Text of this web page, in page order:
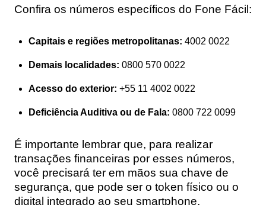
Confira os números específicos do Fone Fácil:
Capitais e regiões metropolitanas: 4002 0022
Demais localidades: 0800 570 0022
Acesso do exterior: +55 11 4002 0022
Deficiência Auditiva ou de Fala: 0800 722 0099
É importante lembrar que, para realizar
transações financeiras por esses números,
você precisará ter em mãos sua chave de
segurança, que pode ser o token físico ou o
digital integrado ao seu smartphone.